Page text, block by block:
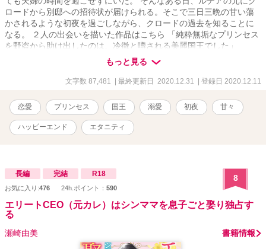
ロードから別邸への招待状が届けられる。そこで三日三晩の甘い蕩
かされるような初夜を過ごしながら、クロードの過去を知ることに
なる。 ２人の出会いを描いた作品はこちら 「純粋無垢なプリンセス
を野盗から助け出したのは、冷徹と噂される美麗国王でした」
https://www.alphapolis.co.jp/novel/702276663/443443630 ２人の誓
約の儀を描いた作品はこちら 「純粋無垢なプリンセスは、冷徹と噂
される美麗国王と誓約の儀を結ぶ」
もっと見る
文字数 87,481 | 最終更新日 2020.12.31 | 登録日 2020.12.11
恋愛 プリンセス 国王 溺愛 初夜 甘々
ハッピーエンド エタニティ
長編 完結 R18
お気に入り:476 24h.ポイント： 590
8
エリートCEO（元カレ）はシンママを息子ごと娶り独占す
る
瀬崎由美 書籍情報